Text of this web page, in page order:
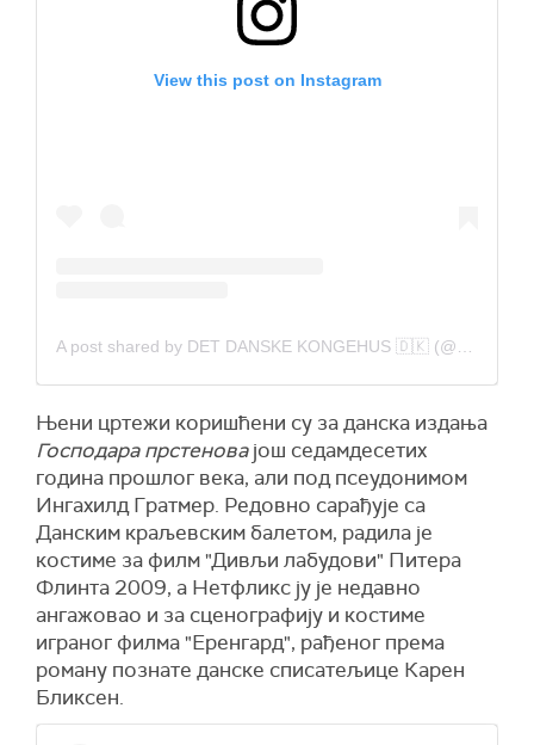
View this post on Instagram
Њени цртежи коришћени су за данска издања
Господара прстеновајош седамдесетих
година прошлог века, али под псеудонимом
Ингахилд Гратмер. Редовно сарађује са
Данским краљевским балетом, радила је
костиме за филм "Дивљи лабудови" Питера
Флинта 2009, а Нетфликс ју је недавно
ангажовао и за сценографију и костиме
играног филма "Еренгард", рађеног према
роману познате данске списатељице Карен
Бликсен.